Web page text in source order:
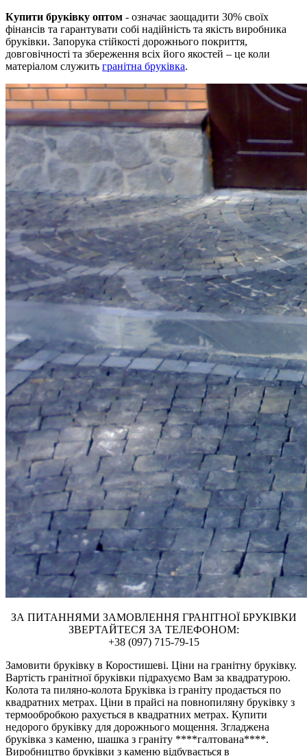
Купити бруківку оптом - означає заощадити 30% своїх
фінансів та гарантувати собі надійність та якість виробника
бруківки. Запорука стійкості дорожнього покриття,
довговічності та збереження всіх його якостей – це коли
матеріалом служить гранітна бруківка.
ЗА ПИТАННЯМИ ЗАМОВЛЕННЯ ГРАНІТНОЇ БРУКІВКИ
ЗВЕРТАЙТЕСЯ ЗА ТЕЛЕФОНОМ:
+38 (097) 715-79-15
Замовити бруківку в Коростишеві. Ціни на гранітну бруківку.
Вартість гранітної бруківки підрахуємо Вам за квадратурою.
Колота та пиляно-колота Бруківка із граніту продається по
квадратних метрах. Ціни в прайсі на повнопиляну бруківку з
термообробкою рахується в квадратних метрах. Купити
недорого бруківку для дорожнього мощення. Згладжена
бруківка з каменю, шашка з граніту ****галтована****.
Виробництво бруківки з каменю відбувається в